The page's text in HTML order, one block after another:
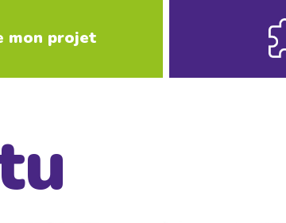
mon projet